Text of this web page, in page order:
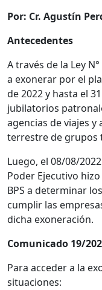
Por: Cr. Agustín
Antecedentes
A través de la Ley
a exonerar por el
de 2022 y hasta el
jubilatorios
agencias de viajes
terrestre de grupos
Luego, el 08/08/
Poder Ejecutivo
BPS a determinar
cumplir las
dicha exoneración.
Comunicado 19/
Para acceder a la
situaciones: